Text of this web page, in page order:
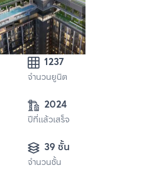
1237
จำนวนยูนิต
2024
ปีที่แล้วเสร็จ
39 ชั้น
จำนวนชั้น